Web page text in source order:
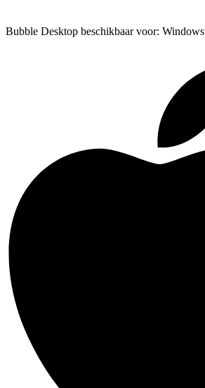
Bubble Desktop beschikbaar voor: Windows